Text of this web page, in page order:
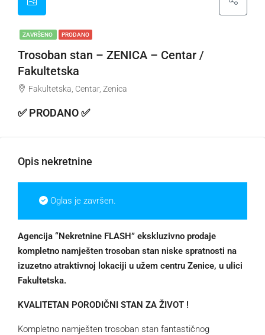
ZAVRŠENO PRODANO
Trosoban stan – ZENICA – Centar /
Fakultetska
Fakultetska, Centar, Zenica
✅ PRODANO ✅
Opis nekretnine
Oglas je završen.
Agencija “Nekretnine FLASH” ekskluzivno prodaje
kompletno namješten trosoban stan niske spratnosti na
izuzetno atraktivnoj lokaciji u užem centru Zenice, u ulici
Fakultetska.
KVALITETAN PORODIČNI STAN ZA ŽIVOT !
Kompletno namješten trosoban stan fantastičnog